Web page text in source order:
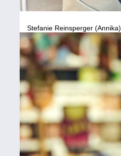
Stefanie Reinsperger (Annika)